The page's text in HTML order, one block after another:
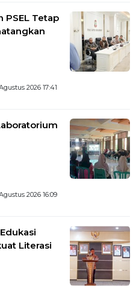
PSEL Tetap
2026 17:41
2026 16:09
Literasi